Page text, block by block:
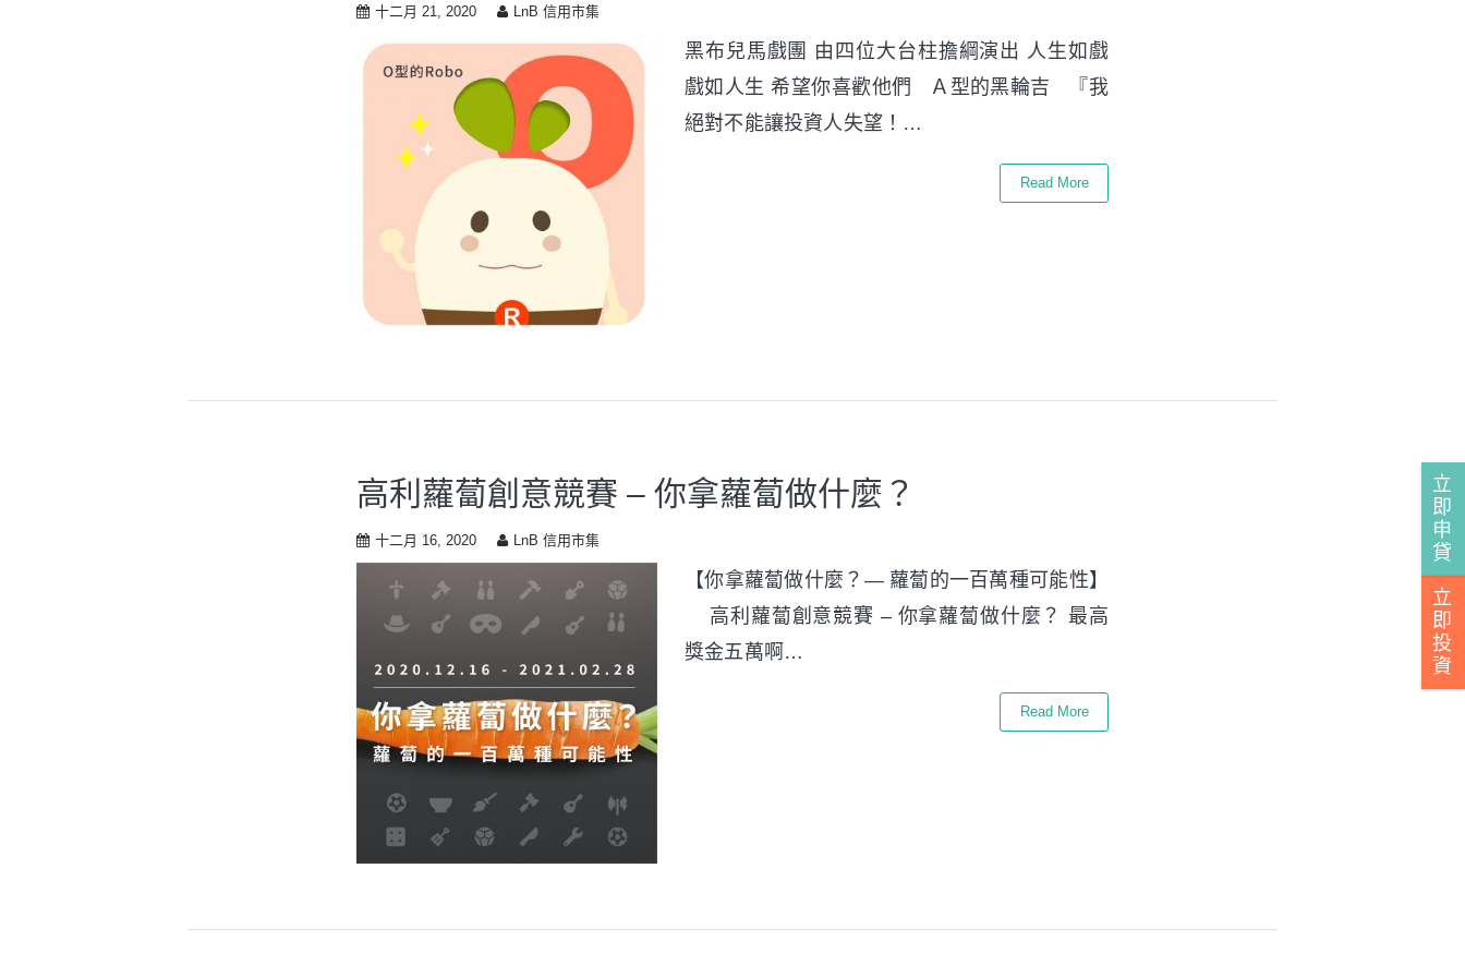
十二月 21, 2020 LnB 信用市集
黑布兒馬戲團 由四位大台柱擔綱演出 人生如戲
戲如人生 希望你喜歡他們 Ａ型的黑輪吉 『我
絕對不能讓投資人失望！…
Read More
高利蘿蔔創意競賽 – 你拿蘿蔔做什麼？
十二月 16, 2020 LnB 信用市集
【你拿蘿蔔做什麼？— 蘿蔔的一百萬種可能性】
高利蘿蔔創意競賽 – 你拿蘿蔔做什麼？ 最高
獎金五萬啊…
Read More
立
即
申
貸
立
即
投
資